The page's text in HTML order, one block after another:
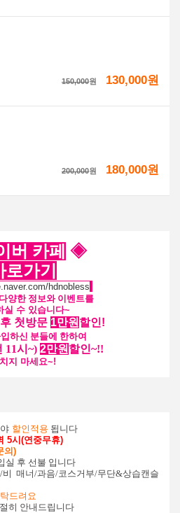
150,000원 130,000원
200,000원 180,000원
버 카페 ◈
로가기
hdnobless
양한 정보와 이벤트를
실 수 있습니다~
첫방문 1만원 할인!
하신 분들에 한하여
11시~) 2만원 할인~!!
지 마세요~!
할인적용 됩니다
5시(연중무휴)
의)
실 후 선불 입니다
매너/과음/코스거부/무단&상습캔슬
드려요
히 안내드립니다